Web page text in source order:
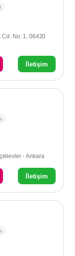
Cd. No: 1, 06420
İletişim
- Ankara
İletişim